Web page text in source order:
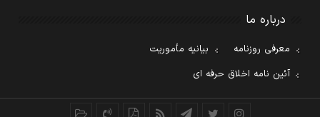
درباره ما
معرفی روزنامه
بیانیه مأموریت
آئین نامه اخلاق حرفه ای